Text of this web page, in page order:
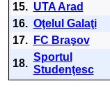
15. UTA Arad
16. Oţelul Galaţi
17.
FC Braşov
18.
Sportul
Studenţesc